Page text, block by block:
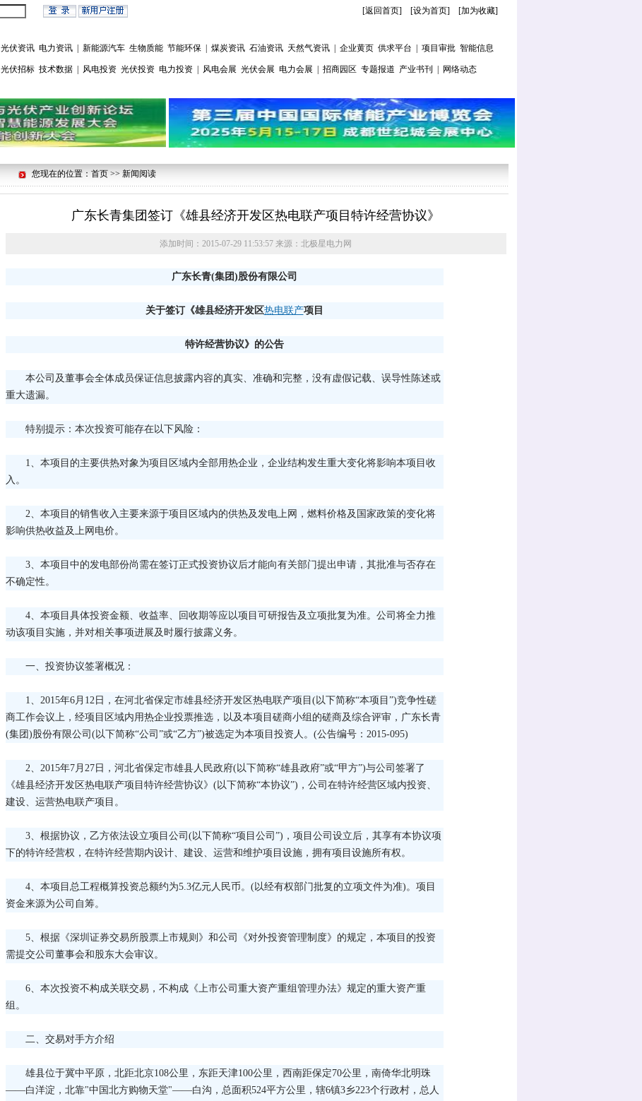
[返回首页] [设为首页] [加为收藏]
光伏资讯 电力资讯 新能源汽车 生物质能 节能环保 煤炭资讯 石油资讯 天然气资讯 企业黄页 供求平台 项目审批 智能信息
光伏招标 技术数据 风电投资 光伏投资 电力投资 风电会展 光伏会展 电力会展 招商园区 专题报道 产业书刊 网络动态
您现在的位置：首页 >> 新闻阅读
广东长青集团签订《雄县经济开发区热电联产项目特许经营协议》
添加时间： 2015-07-29 11:53:57 来源： 北极星电力网
广东长青(集团)股份有限公司
关于签订《雄县经济开发区热电联产项目
特许经营协议》的公告
本公司及董事会全体成员保证信息披露内容的真实、准确和完整，没有虚假记载、误导性陈述或
重大遗漏。
特别提示：本次投资可能存在以下风险：
1、本项目的主要供热对象为项目区域内全部用热企业，企业结构发生重大变化将影响本项目收
入。
2、本项目的销售收入主要来源于项目区域内的供热及发电上网，燃料价格及国家政策的变化将
影响供热收益及上网电价。
3、本项目中的发电部份尚需在签订正式投资协议后才能向有关部门提出申请，其批准与否存在
不确定性。
4、本项目具体投资金额、收益率、回收期等应以项目可研报告及立项批复为准。公司将全力推
动该项目实施，并对相关事项进展及时履行披露义务。
一、投资协议签署概况：
1、2015年6月12日，在河北省保定市雄县经济开发区热电联产项目(以下简称“本项目”)竞争性磋
商工作会议上，经项目区域内用热企业投票推选，以及本项目磋商小组的磋商及综合评审，广东长青
(集团)股份有限公司(以下简称“公司”或“乙方”)被选定为本项目投资人。(公告编号：2015-095)
2、2015年7月27日，河北省保定市雄县人民政府(以下简称“雄县政府”或“甲方”)与公司签署了
《雄县经济开发区热电联产项目特许经营协议》(以下简称“本协议”)，公司在特许经营区域内投资、
建设、运营热电联产项目。
3、根据协议，乙方依法设立项目公司(以下简称“项目公司”)，项目公司设立后，其享有本协议项
下的特许经营权，在特许经营期内设计、建设、运营和维护项目设施，拥有项目设施所有权。
4、本项目总工程概算投资总额约为5.3亿元人民币。(以经有权部门批复的立项文件为准)。项目
资金来源为公司自筹。
5、根据《深圳证券交易所股票上市规则》和公司《对外投资管理制度》的规定，本项目的投资
需提交公司董事会和股东大会审议。
6、本次投资不构成关联交易，不构成《上市公司重大资产重组管理办法》规定的重大资产重
组。
二、交易对手方介绍
雄县位于冀中平原，北距北京108公里，东距天津100公里，西南距保定70公里，南倚华北明珠
——白洋淀，北靠"中国北方购物天堂"——白沟，总面积524平方公里，辖6镇3乡223个行政村，总人